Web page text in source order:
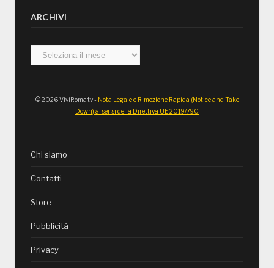
ARCHIVI
Archivi
© 2026 ViviRoma.tv - Nota Legale e Rimozione Rapida (Notice and Take
Down) ai sensi della Direttiva UE 2019/790
Chi siamo
Contatti
Store
Pubblicità
Privacy